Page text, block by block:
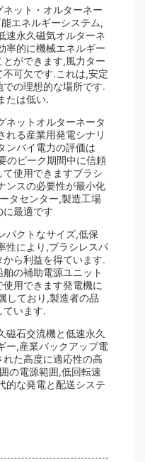
ット・オルターネー
エネルギーシステム,
速永久磁気オルターネ
率的に機械エネルギー
ができます,風力ター
可欠です.これは,安定
の理想的な場所です.
たは低い.
ネットオルターネータ
れる産業用発電シナリ
ンバイ電力の評価は
のピーク期間中に信頼
使用できますブラシ
ンスの必要性が最小化
タセンター,製造工場
に最適です
パクトなサイズ,低保
性により,ブラシレスパ
ら利益を得ています.
の補助電源ユニット
用できます発電機に
しており,製造者の品
ています.
磁石交流機と低速永久
ー,産業バックアップ電
た高度に適応性の高
の電源範囲,低回転速
的な発電と配送システ